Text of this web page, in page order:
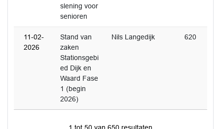
slening voor
senioren
11-02-
2026
Stand van
zaken
Stationsgebi
ed Dijk en
Waard Fase
1 (begin
2026)
Nils Langedijk 620
1 tot 50 van 650 resultaten